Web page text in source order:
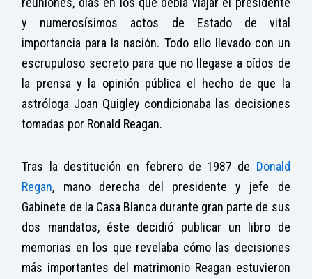
y numerosísimos actos de Estado de vital
importancia para la nación. Todo ello llevado con un
escrupuloso secreto para que no llegase a oídos de
la prensa y la opinión pública el hecho de que la
astróloga Joan Quigley condicionaba las decisiones
tomadas por Ronald Reagan.
Tras la destitución en febrero de 1987 de Donald
Regan, mano derecha del presidente y jefe de
Gabinete de la Casa Blanca durante gran parte de sus
dos mandatos, éste decidió publicar un libro de
memorias en los que revelaba cómo las decisiones
más importantes del matrimonio Reagan estuvieron